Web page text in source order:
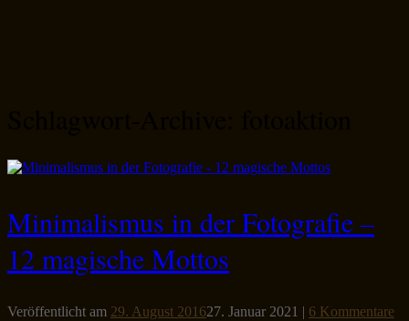
Minimalismus in der Fotografie –
12 magische Mottos
Veröffentlicht am 29. August 201627. Januar 2021 | 6 Kommentare